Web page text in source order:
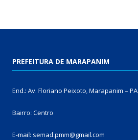
PREFEITURA DE MARAPANIM
End.: Av. Floriano Peixoto, Marapanim – PA
Bairro: Centro
E-mail: semad.pmm@gmail.com